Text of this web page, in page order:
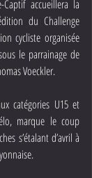
accueillera la
du Challenge
cycliste organisée
le parrainage de
Voeckler.
catégories U15 et
marque le coup
s’étalant d’avril à